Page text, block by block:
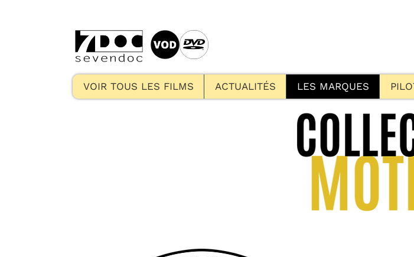
VOIR TOUS LES FILMS ACTUALITÉS LES MARQUES